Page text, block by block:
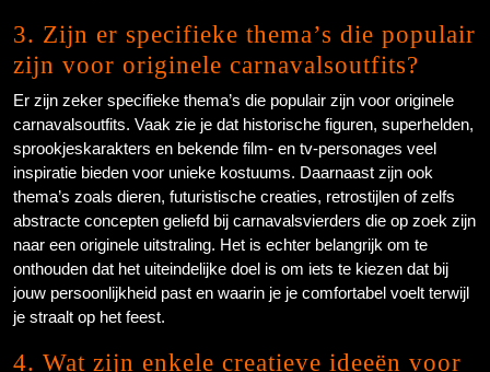
3. Zijn er specifieke thema’s die populair
zijn voor originele carnavalsoutfits?
Er zijn zeker specifieke thema’s die populair zijn voor originele
carnavalsoutfits. Vaak zie je dat historische figuren, superhelden,
sprookjeskarakters en bekende film- en tv-personages veel
inspiratie bieden voor unieke kostuums. Daarnaast zijn ook
thema’s zoals dieren, futuristische creaties, retrostijlen of zelfs
abstracte concepten geliefd bij carnavalsvierders die op zoek zijn
naar een originele uitstraling. Het is echter belangrijk om te
onthouden dat het uiteindelijke doel is om iets te kiezen dat bij
jouw persoonlijkheid past en waarin je je comfortabel voelt terwijl
je straalt op het feest.
4. Wat zijn enkele creatieve ideeën voor